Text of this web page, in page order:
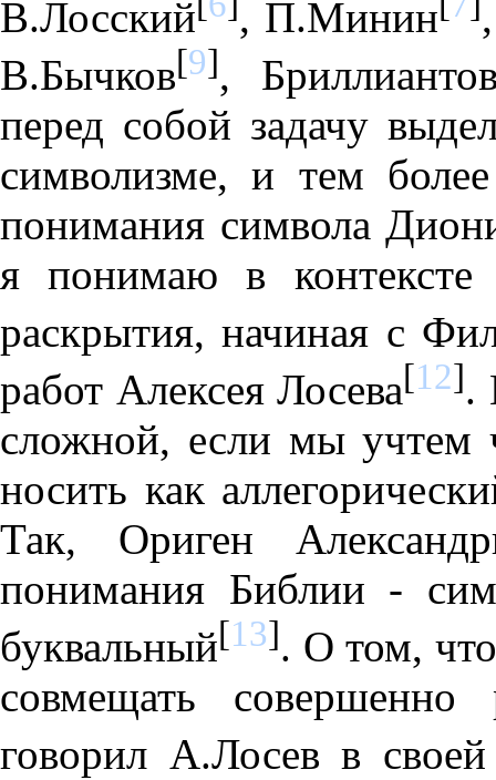
В.Лосский
, П.Минин
В.Бычков[9],
перед собой задачу
символизме, и тем
понимания символа
я понимаю в контексте
раскрытия, начиная с
работ Алексея Лосева[12].
сложной, если мы учтем
носить как
Так, Ориген
понимания Библии -
буквальный[13]. О том,
совмещать совершенно
говорил А.Лосев в